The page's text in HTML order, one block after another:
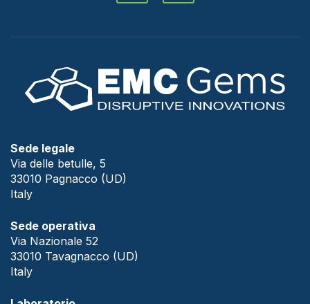
Sede legale
Via delle betulle, 5
33010 Pagnacco (UD)
Italy
Sede operativa
Via Nazionale 52
33010 Tavagnacco (UD)
Italy